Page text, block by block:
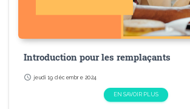
Introduction pour les remplaçants
schedule jeudi 19 décembre 2024
EN SAVOIR PLUS